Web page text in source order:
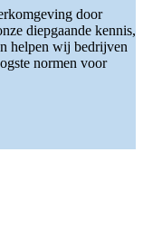
door
diepgaande kennis,
helpen wij bedrijven
normen voor